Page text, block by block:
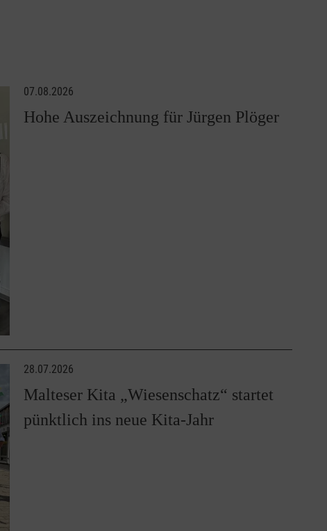
07.08.2026
Hohe Auszeichnung für Jürgen Plöger
28.07.2026
Malteser Kita „Wiesenschatz“ startet
pünktlich ins neue Kita-Jahr